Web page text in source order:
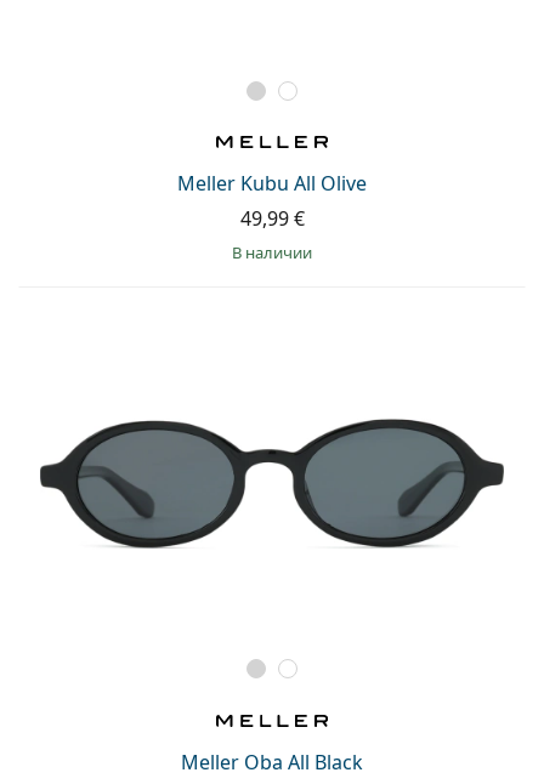
Meller Kubu All Olive
49,99 €
в наличии
Meller Oba All Black